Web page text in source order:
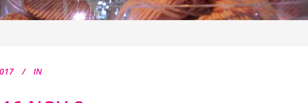
Sensibilizzazione
Gomitolorosa4ARTS
IN